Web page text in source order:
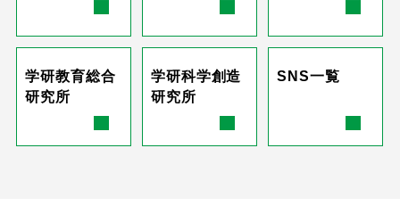
学研教育総合
研究所
学研科学創造
研究所
SNS一覧